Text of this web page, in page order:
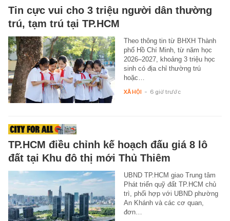
Tin cực vui cho 3 triệu người dân thường
trú, tạm trú tại TP.HCM
Theo thông tin từ BHXH Thành
phố Hồ Chí Minh, từ năm học
2026–2027, khoảng 3 triệu học
sinh có địa chỉ thường trú
hoặc…
XÃ HỘI - 6 giờ trước
TP.HCM điều chỉnh kế hoạch đấu giá 8 lô
đất tại Khu đô thị mới Thủ Thiêm
UBND TP.HCM giao Trung tâm
Phát triển quỹ đất TP.HCM chủ
trì, phối hợp với UBND phường
An Khánh và các cơ quan,
đơn…